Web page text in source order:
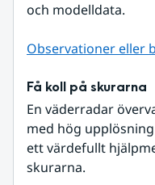
och modelldata.
Observationer eller
Få koll på skurarna
En väderradar
med hög
ett värdefullt
skurarna.